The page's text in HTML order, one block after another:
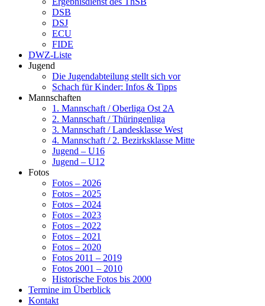
DSB
DSJ
ECU
FIDE
DWZ-Liste
Jugend
Die Jugendabteilung stellt sich vor
Schach für Kinder: Infos & Tipps
Mannschaften
1. Mannschaft / Oberliga Ost 2A
2. Mannschaft / Thüringenliga
3. Mannschaft / Landesklasse West
4. Mannschaft / 2. Bezirksklasse Mitte
Jugend – U16
Jugend – U12
Fotos
Fotos – 2026
Fotos – 2025
Fotos – 2024
Fotos – 2023
Fotos – 2022
Fotos – 2021
Fotos – 2020
Fotos 2011 – 2019
Fotos 2001 – 2010
Historische Fotos bis 2000
Termine im Überblick
Kontakt